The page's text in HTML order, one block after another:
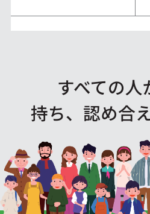
すべての人
持ち、認め合